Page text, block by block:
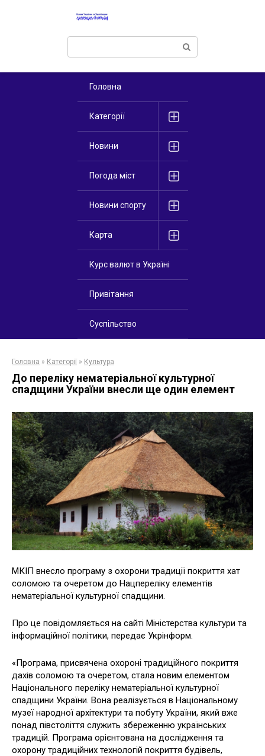
Поиск:
Головна
Категорії
Новини
Погода міст
Новини спорту
Карта
Курс валют в Україні
Привітання
Суспільство
Головна » Категорії » Культура
До переліку нематеріальної культурної
спадщини України внесли ще один елемент
МКІП внесло програму з охорони традиції покриття хат
соломою та очеретом до Нацпереліку елементів
нематеріальної культурної спадщини.
Про це повідомляється на сайті Міністерства культури та
інформаційної політики, передає Укрінформ.
«Програма, присвячена охороні традиційного покриття
дахів соломою та очеретом, стала новим елементом
Національного переліку нематеріальної культурної
спадщини України. Вона реалізується в Національному
музеї народної архітектури та побуту України, який вже
понад півстоліття служить збереженню українських
традицій. Програма орієнтована на дослідження та
охорону традиційних технологій покриття будівель,